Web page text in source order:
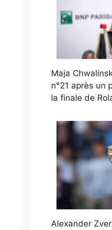
Maja
n°21 après un
la finale de
Alexander